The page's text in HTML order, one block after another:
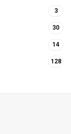
3
30
14
128